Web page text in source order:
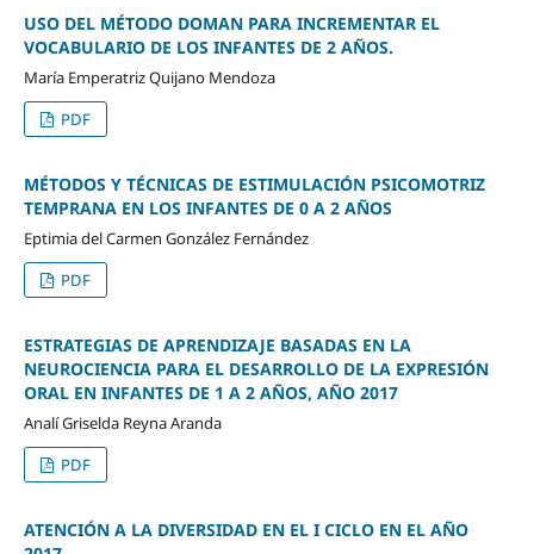
USO DEL MÉTODO DOMAN PARA INCREMENTAR EL
VOCABULARIO DE LOS INFANTES DE 2 AÑOS.
María Emperatriz Quijano Mendoza
PDF
MÉTODOS Y TÉCNICAS DE ESTIMULACIÓN PSICOMOTRIZ
TEMPRANA EN LOS INFANTES DE 0 A 2 AÑOS
Eptimia del Carmen González Fernández
PDF
ESTRATEGIAS DE APRENDIZAJE BASADAS EN LA
NEUROCIENCIA PARA EL DESARROLLO DE LA EXPRESIÓN
ORAL EN INFANTES DE 1 A 2 AÑOS, AÑO 2017
Analí Griselda Reyna Aranda
PDF
ATENCIÓN A LA DIVERSIDAD EN EL I CICLO EN EL AÑO